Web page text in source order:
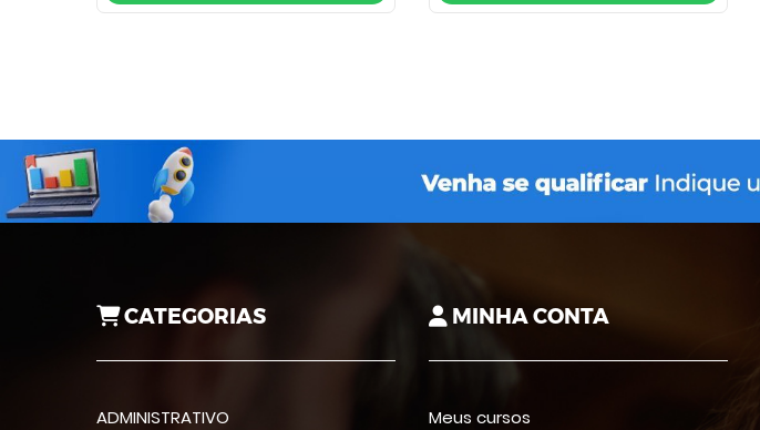
CATEGORIAS
ADMINISTRATIVO
MINHA CONTA
Meus cursos